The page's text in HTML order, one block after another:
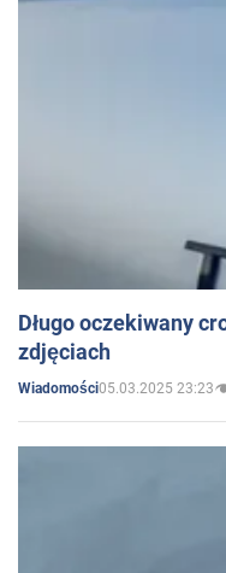
Długo oczekiwany
zdjęciach
Wiadomości05.03.2025 23:23